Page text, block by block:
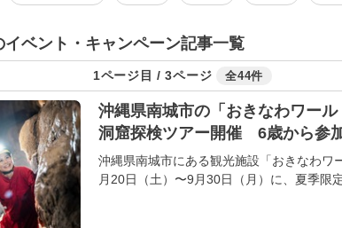
イベント・キャンペーン記事一覧
1ページ目 / 3ページ 全44件
沖縄県南城市の「おきなわワー
洞窟探検ツアー開催 6歳から参
沖縄県南城市にある観光施設「おきなわワ
月20日（土）〜9月30日（月）に、夏季限